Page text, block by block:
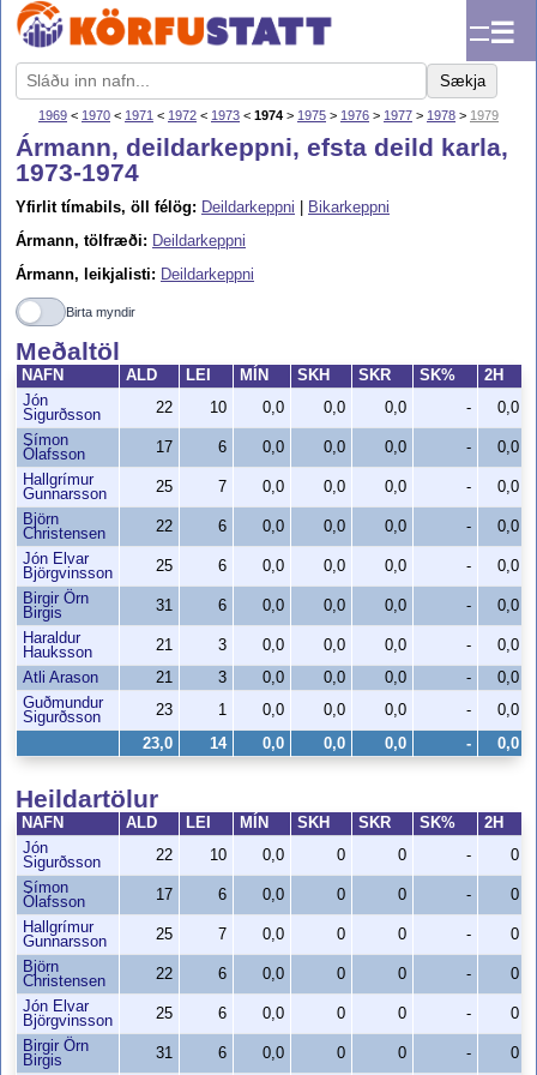
☰
Sækja
1969 < 1970 < 1971 < 1972 < 1973 < 1974 > 1975 > 1976 > 1977 > 1978 > 1979
Ármann, deildarkeppni, efsta deild karla,
1973-1974
Yfirlit tímabils, öll félög: Deildarkeppni
Bikarkeppni
Ármann, tölfræði: Deildarkeppni
Ármann, leikjalisti: Deildarkeppni
Birta myndir
Heildartölur
NAFN ALD LEI MÍN SKH SKR SK% 2H
Jón
Sigurðsson
22 10 0,0 0 0 -
0
Símon
Ólafsson
17 6 0,0 0 0 -
0
Hallgrímur
Gunnarsson
25 7 0,0 0 0 -
0
Björn
Christensen
22 6 0,0 0 0 -
0
Jón Elvar
Björgvinsson
25 6 0,0 0 0 -
0
Birgir Örn
Birgis
31 6 0,0 0 0 - 0
Meðaltöl
NAFN ALD LEI MÍN SKH SKR SK% 2H
Jón
Sigurðsson
22 10 0,0 0,0 0,0 -
0,0
Símon
Ólafsson
17 6 0,0 0,0 0,0 -
0,0
Hallgrímur
Gunnarsson
25 7 0,0 0,0 0,0 -
0,0
Björn
Christensen
22 6 0,0 0,0 0,0 -
0,0
Jón Elvar
Björgvinsson
25 6 0,0 0,0 0,0 -
0,0
Birgir Örn
Birgis
31 6 0,0 0,0 0,0 -
0,0
Haraldur
Hauksson
21 3 0,0 0,0 0,0 -
0,0
Atli Arason
21 3 0,0 0,0 0,0 -
0,0
Guðmundur
Sigurðsson
23 1 0,0 0,0 0,0 - 0,0
23,0 14 0,0 0,0 0,0 - 0,0